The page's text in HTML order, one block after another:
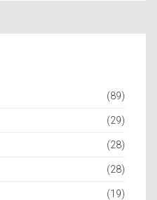
(89)
(29)
(28)
(28)
(19)